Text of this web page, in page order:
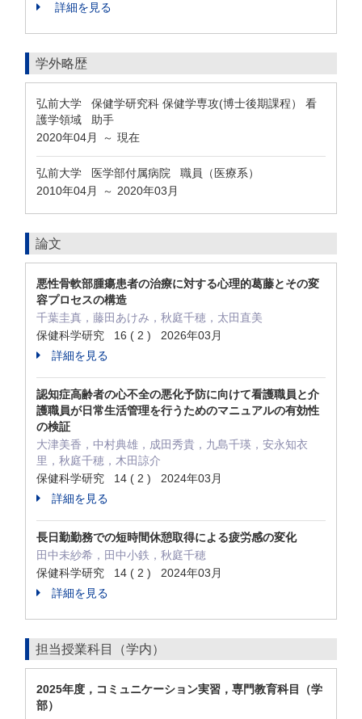
詳細を見る
学外略歴
弘前大学 保健学研究科 保健学専攻(博士後期課程） 看
護学領域 助手
2020年04月
～ 現在
弘前大学 医学部付属病院 職員（医療系）
2010年04月
～ 2020年03月
論文
悪性骨軟部腫瘍患者の治療に対する心理的葛藤とその変
容プロセスの構造
千葉圭真，藤田あけみ，秋庭千穂，太田直美
保健科学研究 16 ( 2 ) 2026年03月
詳細を見る
認知症高齢者の心不全の悪化予防に向けて看護職員と介
護職員が日常生活管理を行うためのマニュアルの有効性
の検証
大津美香，中村典雄，成田秀貴，九島千瑛，安永知衣
里，秋庭千穂，木田諒介
保健科学研究 14 ( 2 ) 2024年03月
詳細を見る
長日勤勤務での短時間休憩取得による疲労感の変化
田中未紗希，田中小鉄，秋庭千穂
保健科学研究 14 ( 2 ) 2024年03月
詳細を見る
担当授業科目（学内）
2025年度，コミュニケーション実習，専門教育科目（学
部）